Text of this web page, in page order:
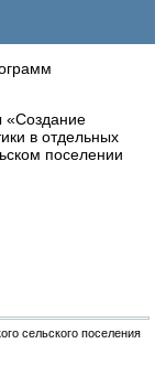
«Создание
в отдельных
поселении
сельского поселения